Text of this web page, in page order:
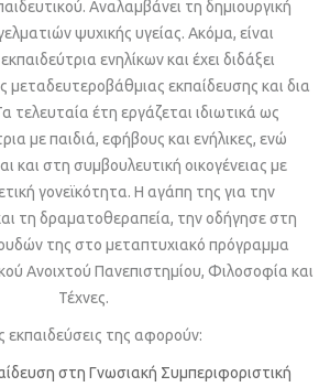
Αναλαμβάνει τη δημιουργική
ψυχικής υγείας. Ακόμα, είναι
ενηλίκων και έχει διδάξει
μεταδευτεροβάθμιας εκπαίδευσης και δια
τελευταία έτη εργάζεται ιδιωτικά ως
με παιδιά, εφήβους και ενήλικες, ενώ
και στη συμβουλευτική οικογένειας με
γονεϊκότητα. Η αγάπη της για την
τη δραματοθεραπεία, την οδήγησε στη
της στο μεταπτυχιακό πρόγραμμα
Ανοιχτού Πανεπιστημίου, Φιλοσοφία και
Τέχνες.
εκπαιδεύσεις της αφορούν:
στη Γνωσιακή Συμπεριφοριστική